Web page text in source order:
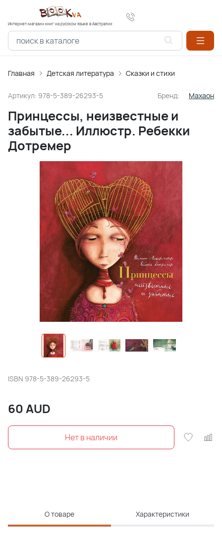
Интернет-магазин книг на русском языке в Австралии
Главная Детская литература Сказки и стихи
Артикул: 978-5-389-26293-5 Бренд: Махаон
Принцессы, неизвестные и
забытые... Иллюстр. Ребекки
Дотремер
ISBN 978-5-389-26293-5
60AUD
О товаре Характеристики